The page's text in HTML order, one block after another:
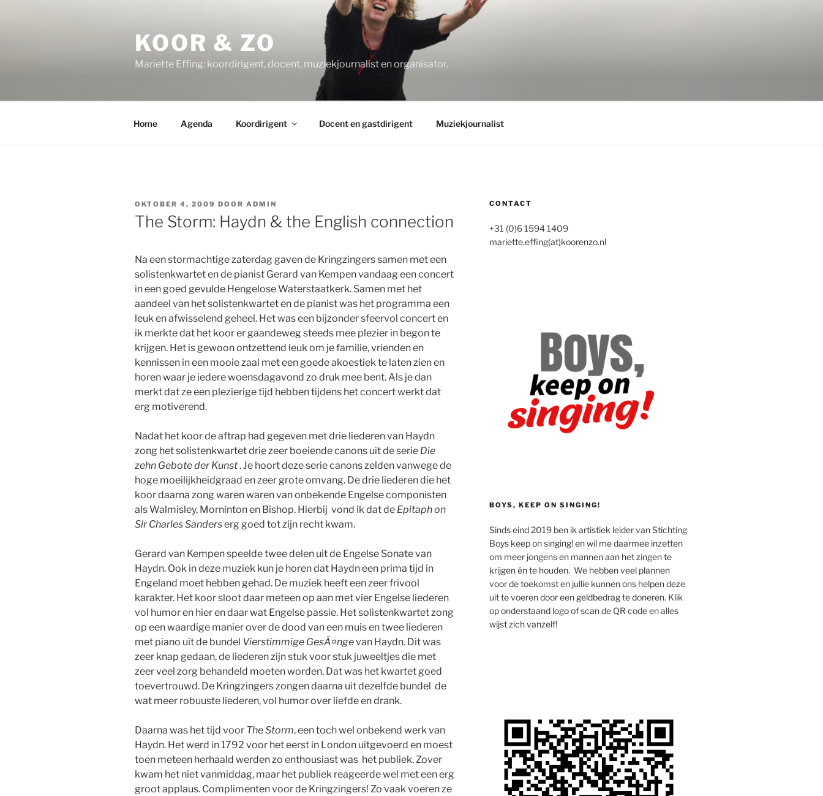
KOOR & ZO
Mariette Effing: koordirigent, docent, muziekjournalist en organisator.
Home Agenda Koordirigent Docent en gastdirigent Muziekjournalist
GEPLAATST
OP
OKTOBER 4, 2009 DOOR ADMIN
The Storm: Haydn & the English connection
Na een stormachtige zaterdag gaven de Kringzingers samen met een
solistenkwartet en de pianist Gerard van Kempen vandaag een concert
in een goed gevulde Hengelose Waterstaatkerk. Samen met het
aandeel van het solistenkwartet en de pianist was het programma een
leuk en afwisselend geheel. Het was een bijzonder sfeervol concert en
ik merkte dat het koor er gaandeweg steeds mee plezier in begon te
krijgen. Het is gewoon ontzettend leuk om je familie, vrienden en
kennissen in een mooie zaal met een goede akoestiek te laten zien en
horen waar je iedere woensdagavond zo druk mee bent. Als je dan
merkt dat ze een plezierige tijd hebben tijdens het concert werkt dat
erg motiverend.
Nadat het koor de aftrap had gegeven met drie liederen van Haydn
zong het solistenkwartet drie zeer boeiende canons uit de serie Die
zehn Gebote der Kunst. Je hoort deze serie canons zelden vanwege de
hoge moeilijkheidgraad en zeer grote omvang. De drie liederen die het
koor daarna zong waren waren van onbekende Engelse componisten
als Walmisley, Morninton en Bishop. Hierbij vond ik dat de Epitaph on
Sir Charles Sanderserg goed tot zijn recht kwam.
Gerard van Kempen speelde twee delen uit de Engelse Sonate van
Haydn. Ook in deze muziek kun je horen dat Haydn een prima tijd in
Engeland moet hebben gehad. De muziek heeft een zeer frivool
karakter. Het koor sloot daar meteen op aan met vier Engelse liederen
vol humor en hier en daar wat Engelse passie. Het solistenkwartet zong
op een waardige manier over de dood van een muis en twee liederen
met piano uit de bundel Vierstimmige GesÃ¤ngevan Haydn. Dit was
zeer knap gedaan, de liederen zijn stuk voor stuk juweeltjes die met
zeer veel zorg behandeld moeten worden. Dat was het kwartet goed
toevertrouwd. De Kringzingers zongen daarna uit dezelfde bundel de
wat meer robuuste liederen, vol humor over liefde en drank.
Daarna was het tijd voor The Storm, een toch wel onbekend werk van
Haydn. Het werd in 1792 voor het eerst in London uitgevoerd en moest
toen meteen herhaald werden zo enthousiast was het publiek. Zover
kwam het niet vanmiddag, maar het publiek reageerde wel met een erg
groot applaus. Complimenten voor de Kringzingers! Zo vaak voeren ze
CONTACT
+31 (0)6 1594 1409
mariette.effing(at)koorenzo.nl
BOYS, KEEP ON SINGING!
Sinds eind 2019 ben ik artistiek leider van Stichting
Boys keep on singing! en wil me daarmee inzetten
om meer jongens en mannen aan het zingen te
krijgen én te houden. We hebben veel plannen
voor de toekomst en jullie kunnen ons helpen deze
uit te voeren door een geldbedrag te doneren. Klik
op onderstaand logo of scan de QR code en alles
wijst zich vanzelf!